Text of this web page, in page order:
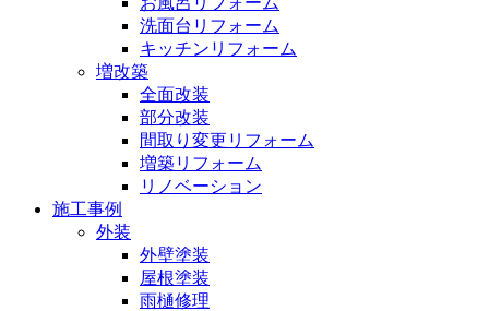
洗面台リフォーム
キッチンリフォーム
増改築
全面改装
部分改装
間取り変更リフォーム
増築リフォーム
リノベーション
施工事例
外装
外壁塗装
屋根塗装
雨樋修理